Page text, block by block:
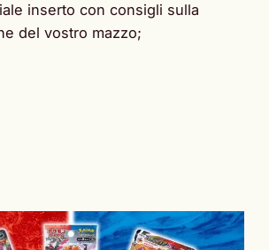
inserto con consigli sulla
del vostro mazzo;